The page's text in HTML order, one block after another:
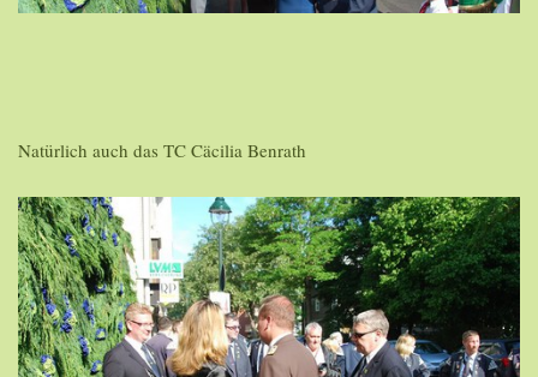
Natürlich auch das TC Cäcilia Benrath